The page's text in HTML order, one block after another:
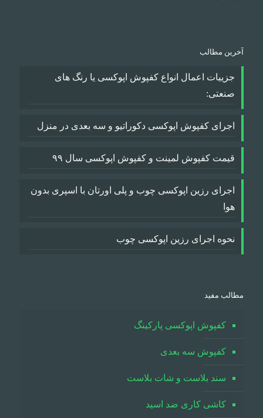
آخرین مطالب
جزییات اعمال انواع کفپوش اپوکسی یا رنگ های
صنعتی:
اجرای کفپوش اپوکسی دکوراتیو و سه بعدی در منزل
قیمت کفپوش لمینت و کفپوش اپوکسی سال ۹۹
اجرای رزین اپوکسی چوب و پلی اورتان با اسپری بدون
هوا
نحوه اجرای رزین اپوکسی چوب
مطالب مفید
کفپوش اپوکسی پارکینگ
کفپوش سه بعدی
سند بلاست و شات بلاست
کاشی کاری ضد اسید